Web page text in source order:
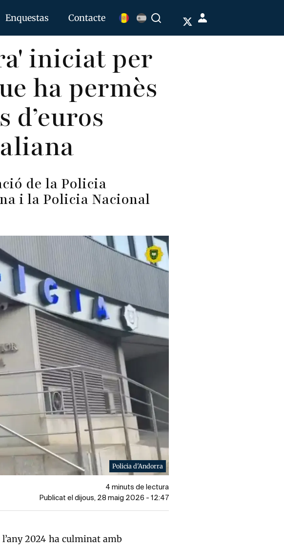
Enquestas Contacte Buscar Menú
de
iniciat per
ha permès
de la Policia
i la Policia Nacional
Policia d'Andorra
4 minuts de lectura
Publicat el dijous, 28 maig 2026 - 12:47
2024 ha culminat amb